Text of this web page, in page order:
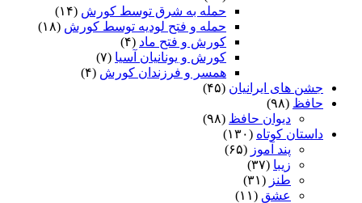
حمله به شرق توسط کورش (۱۴)
حمله و فتح لودیه توسط کورش (۱۸)
کورش و فتح ماد (۴)
کورش و یونانیان آسیا (۷)
همسر و فرزندان کورش (۴)
جشن های ایرانیان (۴۵)
حافظ (۹۸)
دیوان حافظ (۹۸)
داستان کوتاه (۱۳۰)
پند آموز (۶۵)
زیبا (۳۷)
طنز (۳۱)
عشق (۱۱)